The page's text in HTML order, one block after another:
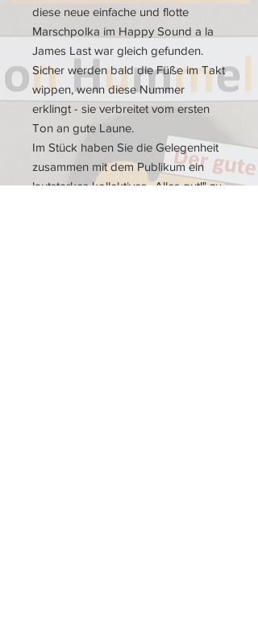
diese neue einfache und flotte
Marschpolka im Happy Sound a la
James Last war gleich gefunden.
Sicher werden bald die Füße im Takt
wippen, wenn diese Nummer
erklingt - sie verbreitet vom ersten
Ton an gute Laune.
Im Stück haben Sie die Gelegenheit
zusammen mit dem Publikum ein
lautstarkes kollektives „Alles gut!" zu